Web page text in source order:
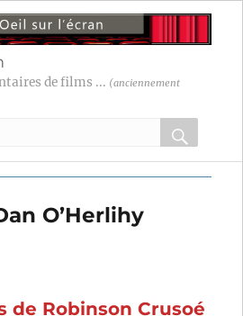
de films ... (anciennement
OK
O’Herlihy
de Robinson Crusoé